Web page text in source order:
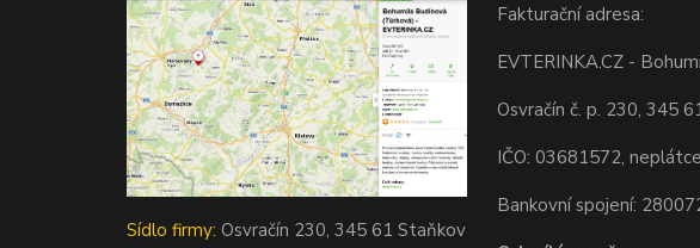
Sídlo firmy: Osvračín 230, 345 61 Staňkov
Fakturační adresa:
EVTERINKA.CZ -
Osvračín č. p. 230, 345
IČO: 03681572,
Bankovní spojení: